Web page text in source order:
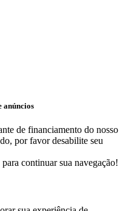
anúncios
de financiamento do nosso
por favor desabilite seu
continuar sua navegação!